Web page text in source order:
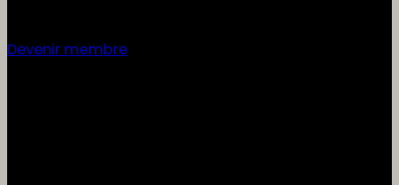
Devenir membre